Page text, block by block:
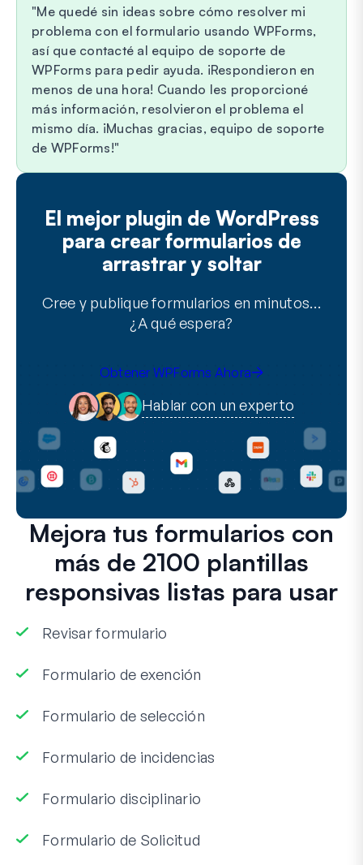
Me quedé sin ideas sobre cómo resolver mi
problema con el formulario usando WPForms,
así que contacté al equipo de soporte de
WPForms para pedir ayuda. ¡Respondieron en
menos de una hora! Cuando les proporcioné
más información, resolvieron el problema el
mismo día. ¡Muchas gracias, equipo de soporte
de WPForms!
El mejor plugin de WordPress
para crear formularios de
arrastrar y soltar
Cree y publique formularios en minutos…
¿A qué espera?
Obtener WPForms Ahora
Hablar con un experto
Mejora tus formularios con
más de 2100 plantillas
responsivas listas para usar
Revisar formulario
Formulario de exención
Formulario de selección
Formulario de incidencias
Formulario disciplinario
Formulario de Solicitud